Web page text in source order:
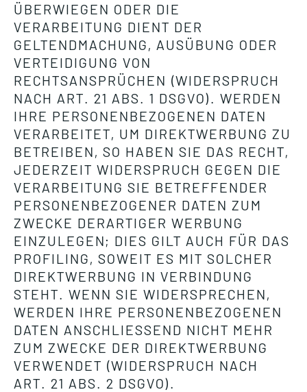
ÜBERWIEGEN ODER DIE
VERARBEITUNG DIENT DER
GELTENDMACHUNG, AUSÜBUNG ODER
VERTEIDIGUNG VON
RECHTSANSPRÜCHEN (WIDERSPRUCH
NACH ART. 21 ABS. 1 DSGVO). WERDEN
IHRE PERSONENBEZOGENEN DATEN
VERARBEITET, UM DIREKTWERBUNG ZU
BETREIBEN, SO HABEN SIE DAS RECHT,
JEDERZEIT WIDERSPRUCH GEGEN DIE
VERARBEITUNG SIE BETREFFENDER
PERSONENBEZOGENER DATEN ZUM
ZWECKE DERARTIGER WERBUNG
EINZULEGEN; DIES GILT AUCH FÜR DAS
PROFILING, SOWEIT ES MIT SOLCHER
DIREKTWERBUNG IN VERBINDUNG
STEHT. WENN SIE WIDERSPRECHEN,
WERDEN IHRE PERSONENBEZOGENEN
DATEN ANSCHLIESSEND NICHT MEHR
ZUM ZWECKE DER DIREKTWERBUNG
VERWENDET (WIDERSPRUCH NACH
ART. 21 ABS. 2 DSGVO).